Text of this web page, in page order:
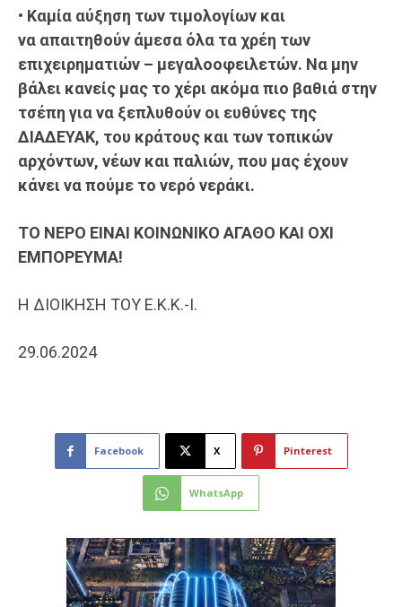
• Καμία αύξηση των τιμολογίων και
να απαιτηθούν άμεσα όλα τα χρέη των
επιχειρηματιών – μεγαλοοφειλετών. Να μην
βάλει κανείς μας το χέρι ακόμα πιο βαθιά στην
τσέπη για να ξεπλυθούν οι ευθύνες της
ΔΙΑΔΕΥΑΚ, του κράτους και των τοπικών
αρχόντων, νέων και παλιών, που μας έχουν
κάνει να πούμε το νερό νεράκι.
ΤΟ ΝΕΡΟ ΕΙΝΑΙ ΚΟΙΝΩΝΙΚΟ ΑΓΑΘΟ ΚΑΙ ΟΧΙ
ΕΜΠΟΡΕΥΜΑ!
Η ΔΙΟΙΚΗΣΗ ΤΟΥ Ε.Κ.Κ.-Ι.
29.06.2024
Facebook X Pinterest
WhatsApp